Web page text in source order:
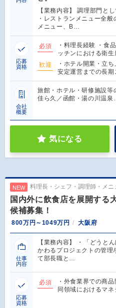
【業務内容】 調理部門と
・レストランメニュー全
メニュー、B…
応募
資格
必須
・料理長経験 ・食
ッチンにおける衛
歓迎
・ホテル開業・立
安定運営までの長
会社
概要
旅館・ホテル・研修施設
佳ら久／函館・湯の川温泉…
気になる
NEW 料理長・シェフ・調理師・メニ
国内外に飲食店を展開する
候補募集！
800万円～1049万円 大阪府
仕事
内容
【業務内容】 ・「どうと
かわるプロジェクトの管
て部長職と…
応募
資格
必須
・外食業界での商
同領域におけるマ